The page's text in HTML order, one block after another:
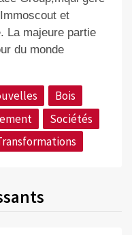
et
La majeure partie
du monde
Bois
Sociétés